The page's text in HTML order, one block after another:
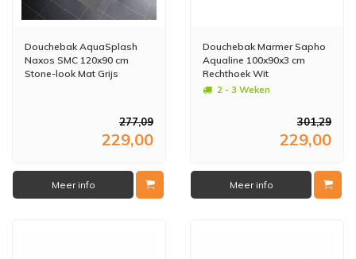
Douchebak AquaSplash
Naxos SMC 120x90 cm
Stone-look Mat Grijs
277,09
229,00
Meer info
Douchebak Marmer Sapho
Aqualine 100x90x3 cm
Rechthoek Wit
2 - 3 Weken
301,29
229,00
Meer info